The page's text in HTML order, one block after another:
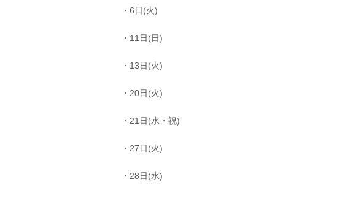
・6日(火)
・11日(日)
・13日(火)
・20日(火)
・21日(水・祝)
・27日(火)
・28日(水)